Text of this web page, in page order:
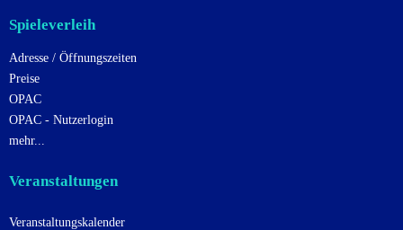
Spieleverleih
Adresse / Öffnungszeiten
Preise
OPAC
OPAC - Nutzerlogin
mehr...
Veranstaltungen
Veranstaltungskalender